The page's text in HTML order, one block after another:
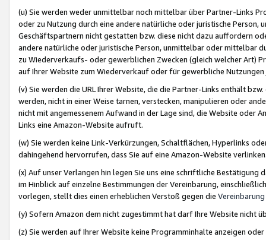
(u) Sie werden weder unmittelbar noch mittelbar über Partner-Links
oder zu Nutzung durch eine andere natürliche oder juristische
Geschäftspartnern nicht gestatten bzw. diese nicht dazu auffordern
andere natürliche oder juristische Person, unmittelbar oder mittelbar
zu Wiederverkaufs- oder gewerblichen Zwecken (gleich welcher Art)
auf Ihrer Website zum Wiederverkauf oder für gewerbliche
(v) Sie werden die URL Ihrer Website, die die Partner-Links enthält
werden, nicht in einer Weise tarnen, verstecken, manipulieren oder
nicht mit angemessenem Aufwand in der Lage sind, die Website oder
Links eine Amazon-Website aufruft.
(w) Sie werden keine Link-Verkürzungen, Schaltflächen, Hyperlinks
dahingehend hervorrufen, dass Sie auf eine Amazon-Website
(x) Auf unser Verlangen hin legen Sie uns eine schriftliche
im Hinblick auf einzelne Bestimmungen der Vereinbarung,
vorlegen, stellt dies einen erheblichen Verstoß gegen die Vereinbarung
(y) Sofern Amazon dem nicht zugestimmt hat darf Ihre Website nicht
(z) Sie werden auf Ihrer Website keine Programminhalte anzeigen